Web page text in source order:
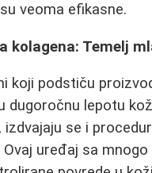
veoma efikasne.
kolagena: Temelj
koji podstiču
dugoročnu lepotu
izdvajaju se i
Ovaj uređaj sa